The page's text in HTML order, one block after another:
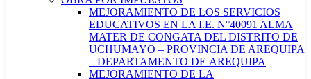
MEJORAMIENTO DE LOS SERVICIOS
EDUCATIVOS EN LA I.E. N°40091 ALMA
MATER DE CONGATA DEL DISTRITO DE
UCHUMAYO – PROVINCIA DE AREQUIPA
– DEPARTAMENTO DE AREQUIPA
MEJORAMIENTO DE LA